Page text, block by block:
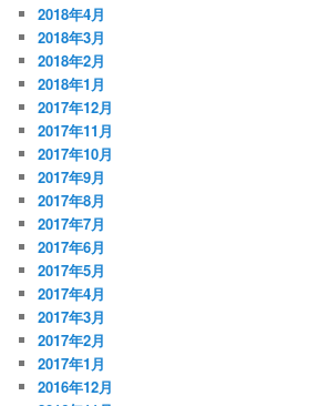
2018年4月
2018年3月
2018年2月
2018年1月
2017年12月
2017年11月
2017年10月
2017年9月
2017年8月
2017年7月
2017年6月
2017年5月
2017年4月
2017年3月
2017年2月
2017年1月
2016年12月